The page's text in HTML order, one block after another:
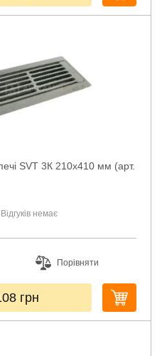
SVT 3К 210х410 мм (арт.
Відгуків немає
Порівняти
грн